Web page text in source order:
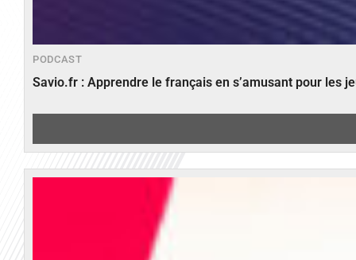
PODCAST
Savio.fr : Apprendre le français en s’amusant pour les